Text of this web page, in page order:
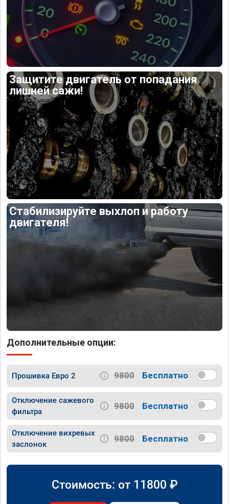
Защитите двигатель от попадания
лишней сажи!
Стабилизируйте выхлоп и работу
двигателя!
Дополнительные опции:
Прошивка Евро 2 9800 Бесплатно
Отключение сажевого
фильтра
9800 Бесплатно
Отключение вихревых
заслонок
9800 Бесплатно
Стоимость: от 11800 ₽